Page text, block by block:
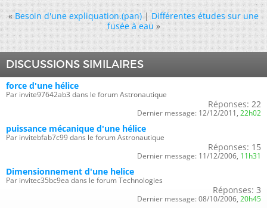
« Besoin d'une expliquation.(pan)|Différentes études sur une
fusée à eau »
DISCUSSIONS SIMILAIRES
force d'une hélice
Par invite97642ab3 dans le forum Astronautique
Réponses: 22
Dernier message: 12/12/2011, 22h02
puissance mécanique d'une hélice
Par invitebfab7c99 dans le forum Astronautique
Réponses: 15
Dernier message: 11/12/2006, 11h31
Dimensionnement d'une helice
Par invitec35bc9ea dans le forum Technologies
Réponses: 3
Dernier message: 08/10/2006, 20h45